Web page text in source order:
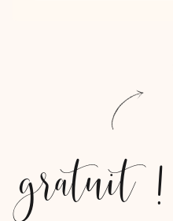
gratuit !